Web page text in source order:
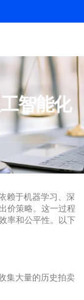
智能化
赖于机器学习、深
价策略。这一过程
率和公平性。以下
集大量的历史拍卖